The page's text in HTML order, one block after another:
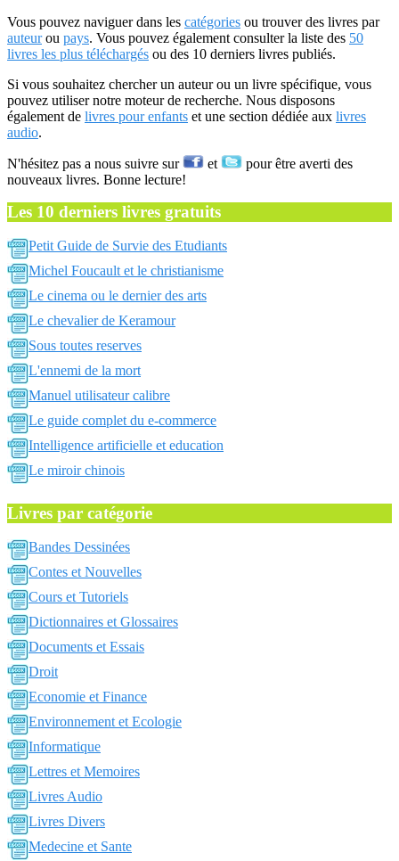
Vous pouvez naviguer dans les catégories ou trouver des livres par
auteurou pays. Vous pouvez également consulter la liste des 50
livres les plus téléchargés ou des 10 derniers livres publiés.
Si vous souhaitez chercher un auteur ou un livre spécifique, vous
pouvez utiliser notre moteur de recherche. Nous disposons
également de livres pour enfants et une section dédiée aux livres
audio.
N'hésitez pas a nous suivre sur et
pour être averti des
nouveaux livres. Bonne lecture!
Les 10 derniers livres gratuits
Petit Guide de Survie des Etudiants
Michel Foucault et le christianisme
Le cinema ou le dernier des arts
Le chevalier de Keramour
Sous toutes reserves
L'ennemi de la mort
Manuel utilisateur calibre
Le guide complet du e-commerce
Intelligence artificielle et education
Le miroir chinois
Livres par catégorie
Bandes Dessinées
Contes et Nouvelles
Cours et Tutoriels
Dictionnaires et Glossaires
Documents et Essais
Droit
Economie et Finance
Environnement et Ecologie
Informatique
Lettres et Memoires
Livres Audio
Livres Divers
Medecine et Sante